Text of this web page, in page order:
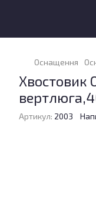
Оснащення
Хвостовик
Артикул: 2003